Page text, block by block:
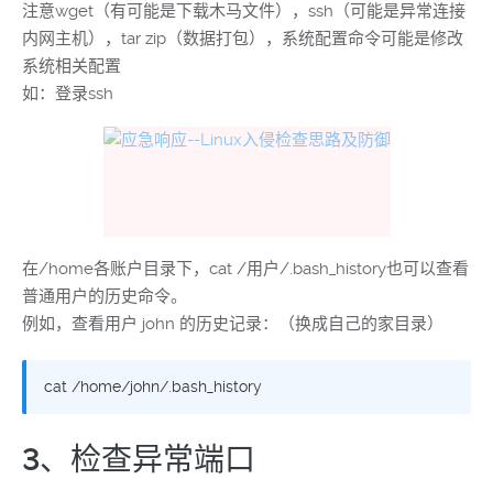
注意wget（有可能是下载木马文件），ssh（可能是异常连接
内网主机），tar zip（数据打包），系统配置命令可能是修改
系统相关配置
如：登录ssh
在/home各账户目录下，cat /用户/.bash_history也可以查看
普通用户的历史命令。
例如，查看用户 john 的历史记录：（换成自己的家目录）
cat /home/john/.bash_history
3、检查异常端口